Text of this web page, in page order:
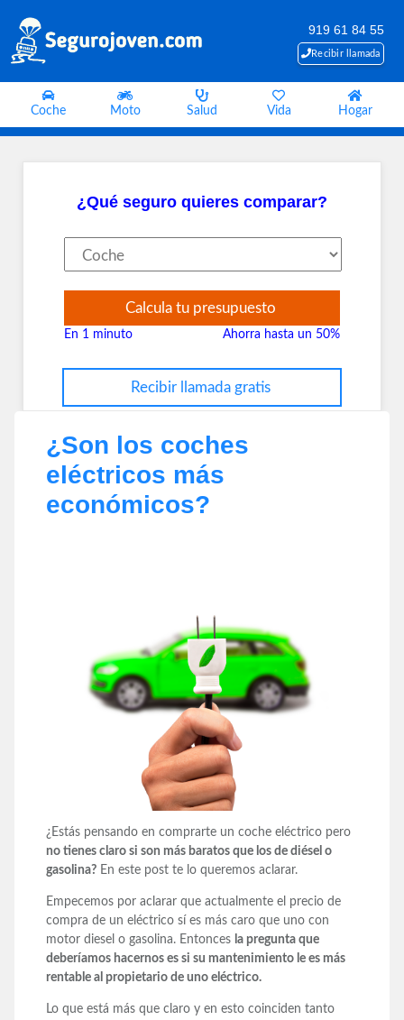
919 61 84 55
Recibir llamada
Coche Moto Salud Vida Hogar
¿Qué seguro quieres comparar?
Calcula tu presupuesto
En 1 minuto Ahorra hasta un 50%
Recibir llamada gratis
¿Son los coches
eléctricos más
económicos?
¿Estás pensando en comprarte un coche eléctrico pero
no tienes claro si son más baratos que los de diésel o
gasolina?En este post te lo queremos aclarar.
Empecemos por aclarar que actualmente el precio de
compra de un eléctrico sí es más caro que uno con
motor diesel o gasolina. Entonces la pregunta que
deberíamos hacernos es si su mantenimiento le es más
rentable al propietario de uno eléctrico.
Lo que está más que claro y en esto coinciden tanto